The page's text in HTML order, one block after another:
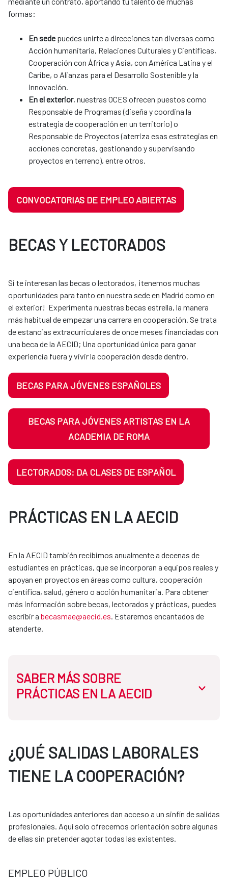
formas:
En sede puedes unirte a direcciones tan diversas como
Acción humanitaria, Relaciones Culturales y Científicas,
Cooperación con África y Asia, con América Latina y el
Caribe, o Alianzas para el Desarrollo Sostenible y la
Innovación.
En el exterior, nuestras OCES ofrecen puestos como
Responsable de Programas (diseña y coordina la
estrategia de cooperación en un territorio) o
Responsable de Proyectos (aterriza esas estrategias en
acciones concretas, gestionando y supervisando
proyectos en terreno), entre otros.
CONVOCATORIAS DE EMPLEO ABIERTAS
BECAS Y LECTORADOS
Si te interesan las becas o lectorados, ¡tenemos muchas
oportunidades para tanto en nuestra sede en Madrid como en
el exterior! Experimenta nuestras becas estrella, la manera
más habitual de empezar una carrera en cooperación. Se trata
de estancias extracurriculares de once meses financiadas con
una beca de la AECID; Una oportunidad única para ganar
experiencia fuera y vivir la cooperación desde dentro.
BECAS PARA JÓVENES ESPAÑOLES
BECAS PARA JÓVENES ARTISTAS EN LA
ACADEMIA DE ROMA
LECTORADOS: DA CLASES DE ESPAÑOL
PRÁCTICAS EN LA AECID
En la AECID también recibimos anualmente a decenas de
estudiantes en prácticas, que se incorporan a equipos reales y
apoyan en proyectos en áreas como cultura, cooperación
científica, salud, género o acción humanitaria. Para obtener
más información sobre becas, lectorados y prácticas, puedes
escribir a becasmae@aecid.es. Estaremos encantados de
atenderte.
SABER MÁS SOBRE
PRÁCTICAS EN LA AECID
En la AECID disponemos de dos tipos de prácticas:
Prácticas curriculares:
AECID. El proceso se gestiona siempre a través de
tu universidad.
Puedes acceder mediante programas como
¿QUÉ SALIDAS LABORALES
TIENE LA COOPERACIÓN?
Las oportunidades anteriores dan acceso a un sinfín de salidas
profesionales. Aquí solo ofrecemos orientación sobre algunas
de ellas sin pretender agotar todas las existentes.
EMPLEO PÚBLICO